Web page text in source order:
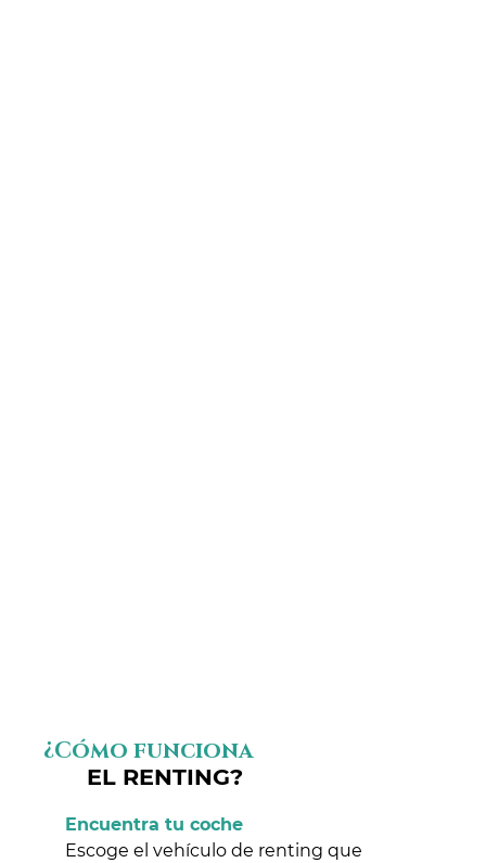
¿Cómo funciona
EL RENTING?
Encuentra tu coche
Escoge el vehículo de renting que